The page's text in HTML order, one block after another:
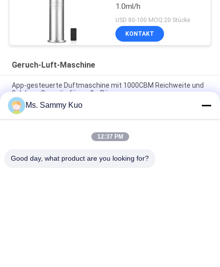
1.0ml/h
USD 80-100 MOQ:20 Stücke
KONTAKT
Geruch-Luft-Maschine
App-gesteuerte Duftmaschine mit 1000CBM Reichweite und
2 Jahren Garantie für große Räume
App-gesteuerte Duftluftmaschine mit 500CBM-Abdeckung
und langlebiger Metallhülle für kommerzielle Verwendung
WIFI 4G APP Steuerung 150ml Kapazität Leiser Betrieb Duft
Ms. Sammy Kuo
12:37 PM
Good day, what product are you looking for?